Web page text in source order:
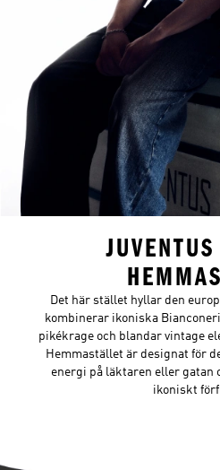
Det här stället hyllar den
kombinerar ikoniska
pikékrage och blandar vintage
Hemmastället är designat för
energi på läktaren eller gatan
ikoniskt